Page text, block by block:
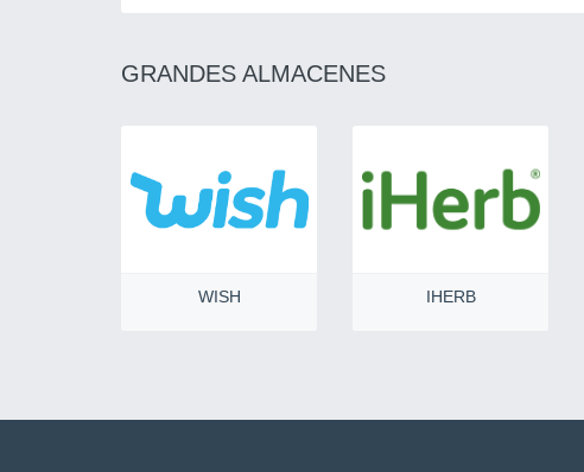
GRANDES ALMACENES
WISH IHERB